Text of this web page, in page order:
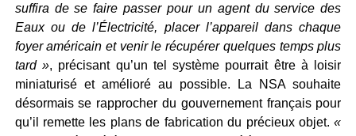
suffira de se faire passer pour un agent du service des
Eaux ou de l’Électricité, placer l’appareil dans chaque
foyer américain et venir le récupérer quelques temps plus
tard », précisant qu’un tel système pourrait être à loisir
miniaturisé et amélioré au possible. La NSA souhaite
désormais se rapprocher du gouvernement français pour
qu’il remette les plans de fabrication du précieux objet.«